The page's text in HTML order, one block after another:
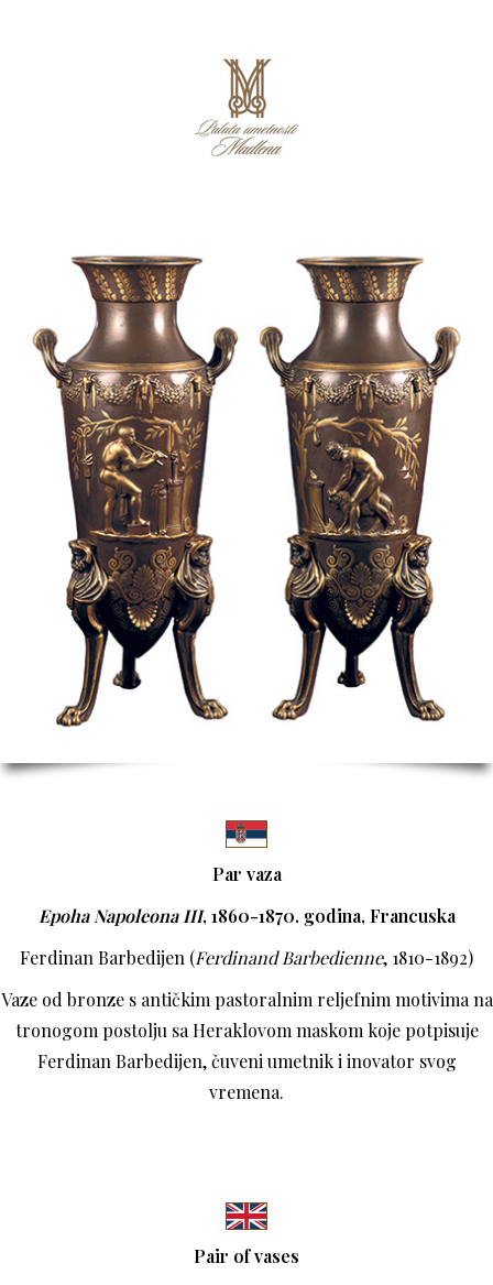
Par vaza
Epoha Napoleona III, 1860-1870. godina, Francuska
Ferdinan Barbedijen (Ferdinand Barbedienne, 1810-1892)
Vaze od bronze s antičkim pastoralnim reljefnim motivima na
tronogom postolju sa Heraklovom maskom koje potpisuje
Ferdinan Barbedijen, čuveni umetnik i inovator svog
vremena.
Pair of vases